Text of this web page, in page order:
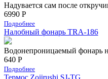
Надувается сам после
6990 Р
Подробнее
Налобный фонарь TRA-186
Водонепроницаемый фонарь
640 Р
Подробнее
Термос Zojirushi SJ-TG